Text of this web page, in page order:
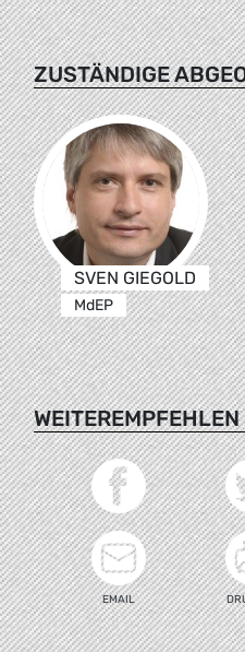
ZUSTÄNDIGE
SVEN GIEGOLD
MdEP
WEITEREMPFEHLEN
EMAIL